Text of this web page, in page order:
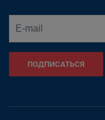
ПОДПИСАТЬСЯ